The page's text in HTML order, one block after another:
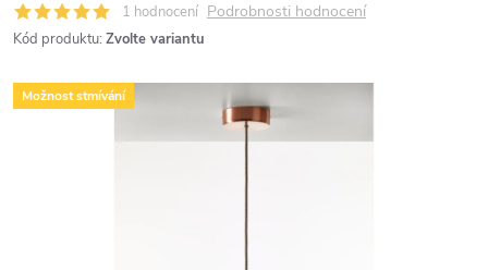
1 hodnocení Podrobnosti hodnocení
Kód produktu: Zvolte variantu
Možnost stmívání